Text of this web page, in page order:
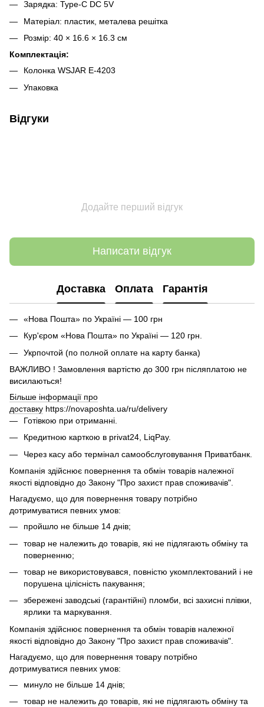
Зарядка: Type-C DC 5V
Матеріал: пластик, металева решітка
Розмір: 40 × 16.6 × 16.3 см
Комплектація:
Колонка WSJAR E-4203
Упаковка
Відгуки
Додайте перший відгук
Написати відгук
Доставка Оплата Гарантія
«Нова Пошта» по Україні — 100 грн
Кур'єром «Нова Пошта» по Україні — 120 грн.
Укрпочтой (по полной оплате на карту банка)
ВАЖЛИВО ! Замовлення вартістю до 300 грн післяплатою не
висилаються!
Більше інформації про
доставку https://novaposhta.ua/ru/delivery
Готівкою при отриманні.
Кредитною карткою в privat24, LiqPay.
Через касу або термінал самообслуговування Приватбанк.
Компанія здійснює повернення та обмін товарів належної
якості відповідно до Закону "Про захист прав споживачів".
Нагадуємо, що для повернення товару потрібно
дотримуватися певних умов:
пройшло не більше 14 днів;
товар не належить до товарів, які не підлягають обміну та
поверненню;
товар не використовувався, повністю укомплектований і не
порушена цілісність пакування;
збережені заводські (гарантійні) пломби, всі захисні плівки,
ярлики та маркування.
Компанія здійснює повернення та обмін товарів належної
якості відповідно до Закону "Про захист прав споживачів".
Нагадуємо, що для повернення товару потрібно
дотримуватися певних умов:
минуло не більше 14 днів;
товар не належить до товарів, які не підлягають обміну та